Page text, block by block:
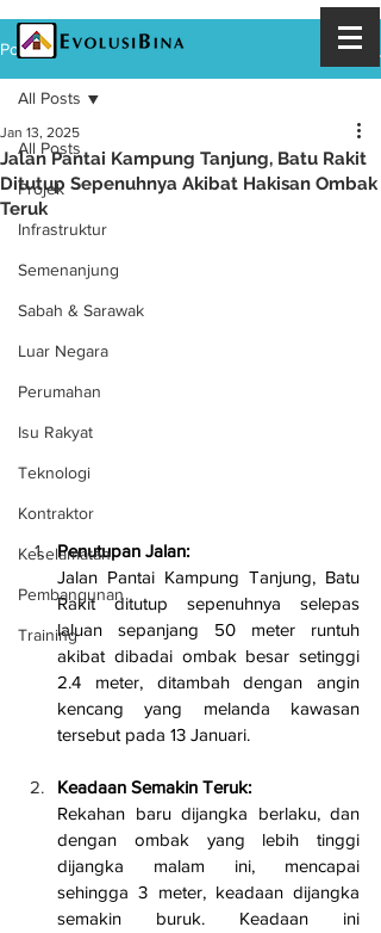
Post
All Posts
Projek
Infrastruktur
Semenanjung
Sabah & Sarawak
Luar Negara
Perumahan
Isu Rakyat
Teknologi
Kontraktor
Keselamatan
Pembangunan
Training
All Posts
Jalan Pantai Kampung Tanjung, Batu Rakit
Ditutup Sepenuhnya Akibat Hakisan Ombak
Teruk
Jan 13, 2025
Penutupan Jalan:
Jalan Pantai Kampung Tanjung, Batu
Rakit ditutup sepenuhnya selepas
laluan sepanjang 50 meter runtuh
akibat dibadai ombak besar setinggi
2.4 meter, ditambah dengan angin
kencang yang melanda kawasan
tersebut pada 13 Januari.
Keadaan Semakin Teruk:
Rekahan baru dijangka berlaku, dan
dengan ombak yang lebih tinggi
dijangka malam ini, mencapai
sehingga 3 meter, keadaan dijangka
semakin buruk. Keadaan ini